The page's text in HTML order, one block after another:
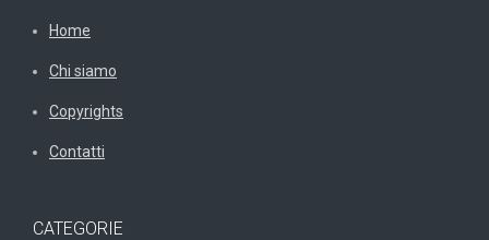
Home
Chi siamo
Copyrights
Contatti
CATEGORIE